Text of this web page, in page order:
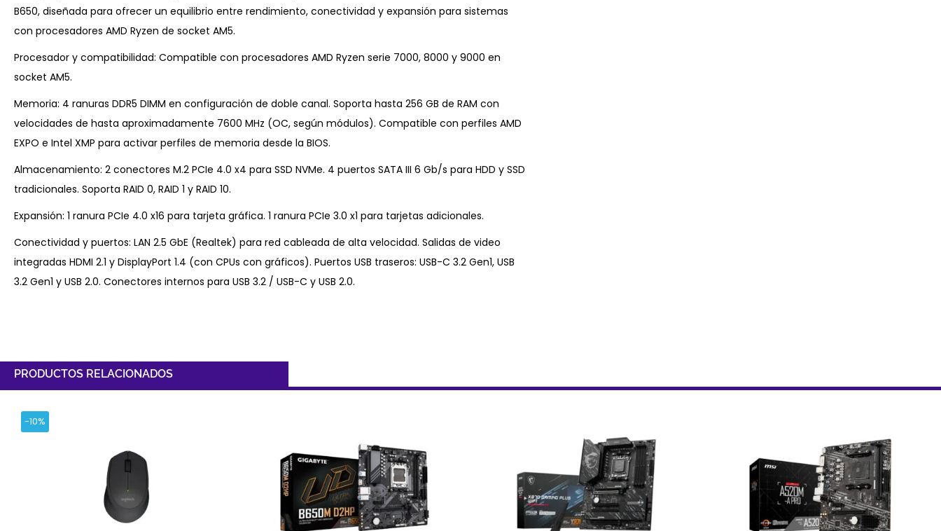
B650, diseñada para ofrecer un equilibrio entre rendimiento, conectividad y expansión para sistemas
con procesadores AMD Ryzen de socket AM5.
Procesador y compatibilidad: Compatible con procesadores AMD Ryzen serie 7000, 8000 y 9000 en
socket AM5.
Memoria: 4 ranuras DDR5 DIMM en configuración de doble canal. Soporta hasta 256 GB de RAM con
velocidades de hasta aproximadamente 7600 MHz (OC, según módulos). Compatible con perfiles AMD
EXPO e Intel XMP para activar perfiles de memoria desde la BIOS.
Almacenamiento: 2 conectores M.2 PCIe 4.0 x4 para SSD NVMe. 4 puertos SATA III 6 Gb/s para HDD y SSD
tradicionales. Soporta RAID 0, RAID 1 y RAID 10.
Expansión: 1 ranura PCIe 4.0 x16 para tarjeta gráfica. 1 ranura PCIe 3.0 x1 para tarjetas adicionales.
Conectividad y puertos: LAN 2.5 GbE (Realtek) para red cableada de alta velocidad. Salidas de video
integradas HDMI 2.1 y DisplayPort 1.4 (con CPUs con gráficos). Puertos USB traseros: USB-C 3.2 Gen1, USB
3.2 Gen1 y USB 2.0. Conectores internos para USB 3.2 / USB-C y USB 2.0.
PRODUCTOS RELACIONADOS
-10%